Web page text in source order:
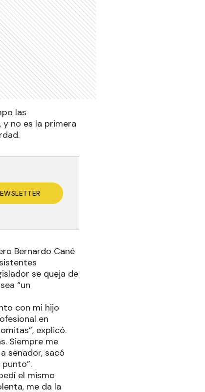
las
no es la primera
Bernardo Cané
se queja de
“un
con mi hijo
en
explicó.
Siempre me
senador, sacó
el mismo
me da la